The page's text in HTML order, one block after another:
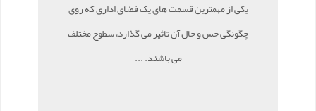
یکی از مهمترین قسمت های یک فضای اداری که روی
چگونگی حس و حال آن تاثیر می گذارد، سطوح مختلف
می باشند. ...